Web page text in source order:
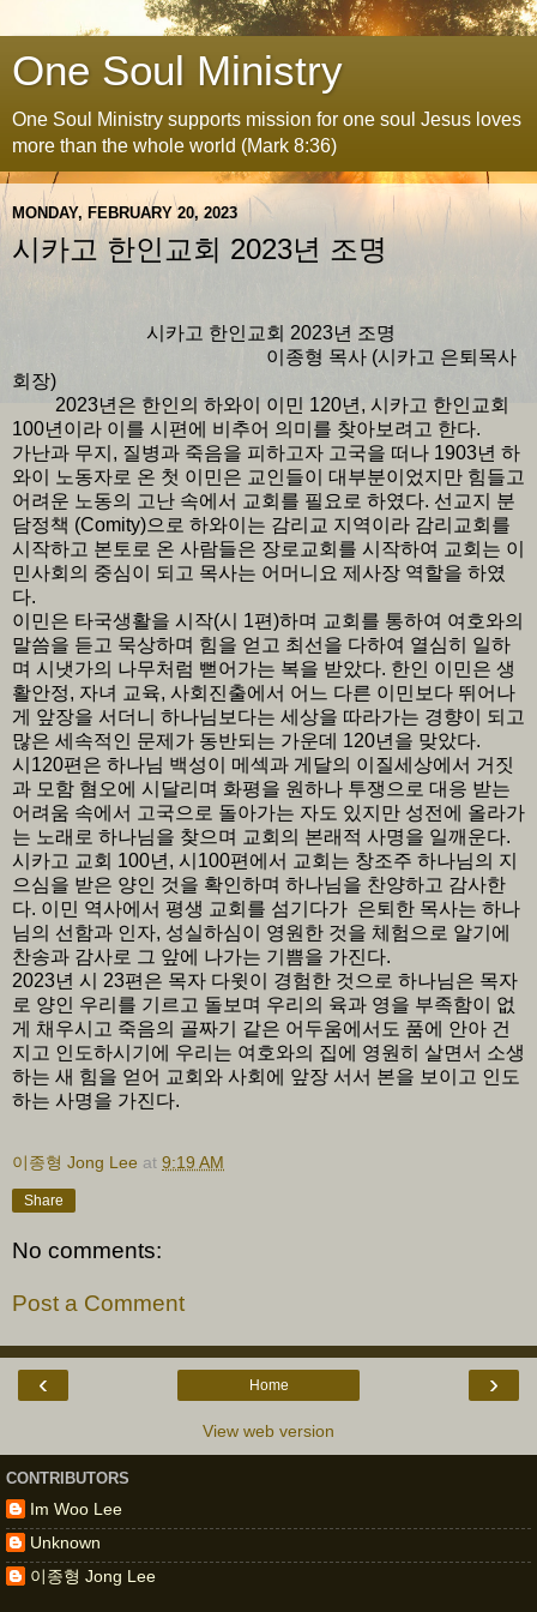
One Soul Ministry
One Soul Ministry supports mission for one soul Jesus loves
more than the whole world (Mark 8:36)
MONDAY, FEBRUARY 20, 2023
시카고 한인교회 2023년 조명
시카고 한인교회 2023년 조명
이종형 목사 (시카고 은퇴목사
회장)
2023년은 한인의 하와이 이민 120년, 시카고 한인교회
100년이라 이를 시편에 비추어 의미를 찾아보려고 한다.
가난과 무지, 질병과 죽음을 피하고자 고국을 떠나 1903년 하
와이 노동자로 온 첫 이민은 교인들이 대부분이었지만 힘들고
어려운 노동의 고난 속에서 교회를 필요로 하였다. 선교지 분
담정책 (Comity)으로 하와이는 감리교 지역이라 감리교회를
시작하고 본토로 온 사람들은 장로교회를 시작하여 교회는 이
민사회의 중심이 되고 목사는 어머니요 제사장 역할을 하였
다.
이민은 타국생활을 시작(시 1편)하며 교회를 통하여 여호와의
말씀을 듣고 묵상하며 힘을 얻고 최선을 다하여 열심히 일하
며 시냇가의 나무처럼 뻗어가는 복을 받았다. 한인 이민은 생
활안정, 자녀 교육, 사회진출에서 어느 다른 이민보다 뛰어나
게 앞장을 서더니 하나님보다는 세상을 따라가는 경향이 되고
많은 세속적인 문제가 동반되는 가운데 120년을 맞았다.
시120편은 하나님 백성이 메섹과 게달의 이질세상에서 거짓
과 모함 혐오에 시달리며 화평을 원하나 투쟁으로 대응 받는
어려움 속에서 고국으로 돌아가는 자도 있지만 성전에 올라가
는 노래로 하나님을 찾으며 교회의 본래적 사명을 일깨운다.
시카고 교회 100년, 시100편에서 교회는 창조주 하나님의 지
으심을 받은 양인 것을 확인하며 하나님을 찬양하고 감사한
다. 이민 역사에서 평생 교회를 섬기다가 은퇴한 목사는 하나
님의 선함과 인자, 성실하심이 영원한 것을 체험으로 알기에
찬송과 감사로 그 앞에 나가는 기쁨을 가진다.
2023년 시 23편은 목자 다윗이 경험한 것으로 하나님은 목자
로 양인 우리를 기르고 돌보며 우리의 육과 영을 부족함이 없
게 채우시고 죽음의 골짜기 같은 어두움에서도 품에 안아 건
지고 인도하시기에 우리는 여호와의 집에 영원히 살면서 소생
하는 새 힘을 얻어 교회와 사회에 앞장 서서 본을 보이고 인도
하는 사명을 가진다.
이종형 Jong Lee at 9:19 AM
Share
No comments:
Post a Comment
‹ ›
Home
View web version
CONTRIBUTORS
Im Woo Lee
Unknown
이종형 Jong Lee